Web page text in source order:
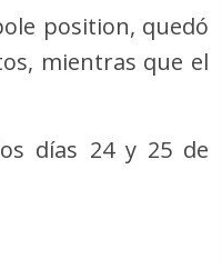
position, quedó
mientras que el
días 24 y 25 de